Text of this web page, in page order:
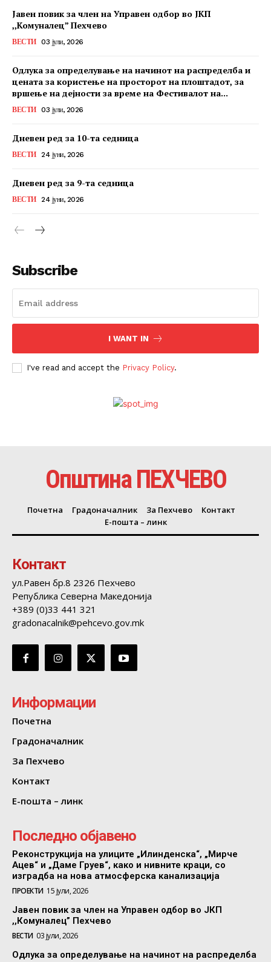
Јавен повик за член на Управен одбор во ЈКП
,,Комуналец” Пехчево
ВЕСТИ 03 јули, 2026
Одлука за определување на начинот на распределба и
цената за користење на просторот на плоштадот, за
вршење на дејности за време на Фестивалот на...
ВЕСТИ 03 јули, 2026
Дневен ред за 10-та седница
ВЕСТИ 24 јуни, 2026
Дневен ред за 9-та седница
ВЕСТИ 24 јуни, 2026
Subscribe
I WANT IN
I've read and accept the Privacy Policy.
Општина ПЕХЧЕВО
Почетна Градоначалник За Пехчево
Контакт
Е-пошта – линк
Контакт
ул.Равен бр.8 2326 Пехчево
Република Северна Македонија
+389 (0)33 441 321
gradonacalnik@pehcevo.gov.mk
Информации
Почетна
Градоначалник
За Пехчево
Контакт
Е-пошта – линк
Последно објавено
Реконструкција на улиците „Илинденска“, „Мирче
Ацев“ и „Даме Груев“, како и нивните краци, со
изградба на нова атмосферска канализација
ПРОЕКТИ 15 јули, 2026
Јавен повик за член на Управен одбор во ЈКП
,,Комуналец” Пехчево
ВЕСТИ 03 јули, 2026
Одлука за определување на начинот на распределба